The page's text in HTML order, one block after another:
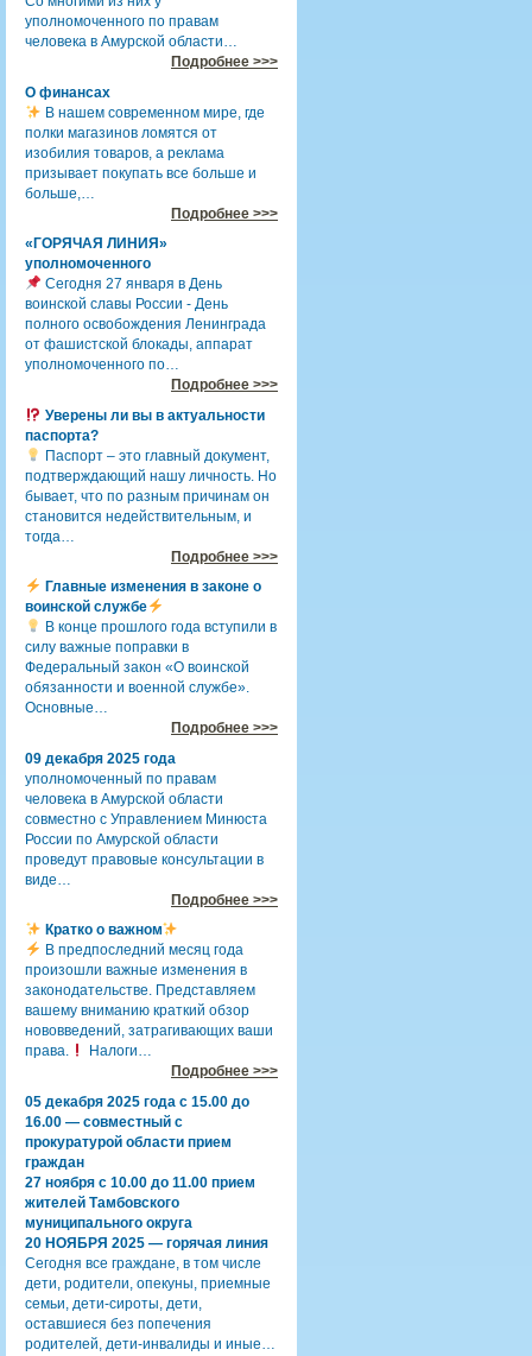
уполномоченного по правам
человека в Амурской области…
Подробнее >>>
О финансах
В нашем современном мире, где
полки магазинов ломятся от
изобилия товаров, а реклама
призывает покупать все больше и
больше,…
Подробнее >>>
«ГОРЯЧАЯ ЛИНИЯ»
уполномоченного
Сегодня 27 января в День
воинской славы России - День
полного освобождения Ленинграда
от фашистской блокады, аппарат
уполномоченного по…
Подробнее >>>
Уверены ли вы в актуальности
паспорта?
Паспорт – это главный документ,
подтверждающий нашу личность. Но
бывает, что по разным причинам он
становится недействительным, и
тогда…
Подробнее >>>
Главные изменения в законе о
воинской службе
В конце прошлого года вступили в
силу важные поправки в
Федеральный закон «О воинской
обязанности и военной службе».
Основные…
Подробнее >>>
09 декабря 2025 года
уполномоченный по правам
человека в Амурской области
совместно с Управлением Минюста
России по Амурской области
проведут правовые консультации в
виде…
Подробнее >>>
Кратко о важном
В предпоследний месяц года
произошли важные изменения в
законодательстве. Представляем
вашему вниманию краткий обзор
нововведений, затрагивающих ваши
права.
Налоги…
Подробнее >>>
05 декабря 2025 года с 15.00 до
16.00 — совместный с
прокуратурой области прием
граждан
27 ноября с 10.00 до 11.00 прием
жителей Тамбовского
муниципального округа
20 НОЯБРЯ 2025 — горячая линия
Сегодня все граждане, в том числе
дети, родители, опекуны, приемные
семьи, дети-сироты, дети,
оставшиеся без попечения
родителей, дети-инвалиды и иные…